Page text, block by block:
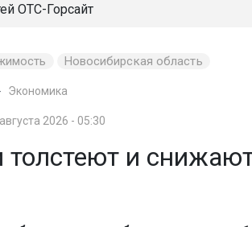
ОТС-Горсайт
Новосибирская область
Экономика
2026 - 05:30
толстеют и